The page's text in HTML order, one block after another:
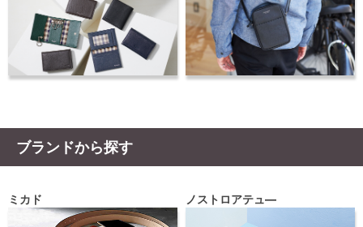
ブランドから探す
ミカド ノストロアテュ―